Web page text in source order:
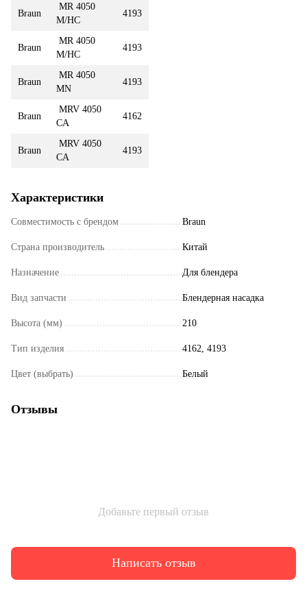
Braun
MR 4050
M/HC
4193
Braun
MR 4050
M/HC
4193
Braun
MR 4050
MN
4193
Braun
MRV 4050
CA
4162
Braun
MRV 4050
CA
4193
Характеристики
Совместимость с брендом Braun
Страна производитель Китай
Назначение Для блендера
Вид запчасти Блендерная насадка
Высота (мм) 210
Тип изделия 4162, 4193
Цвет (выбрать) Белый
Отзывы
Добавьте первый отзыв
Написать отзыв